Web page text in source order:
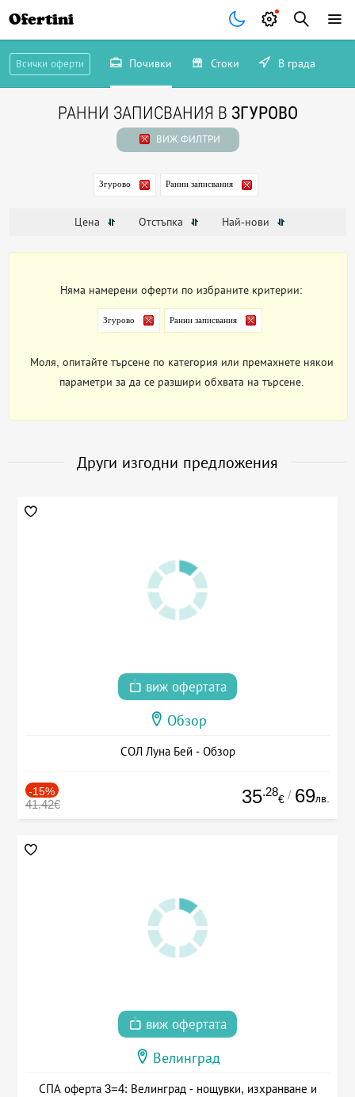
Ofertini
Всички оферти Почивки Стоки В града
РАННИ ЗАПИСВАНИЯ В ЗГУРОВО
ВИЖ ФИЛТРИ
Згурово Ранни записвания
Цена Отстъпка Най-нови
Няма намерени оферти по избраните критерии:
Згурово Ранни записвания
Моля, опитайте търсене по категория или премахнете някои
параметри за да се разшири обхвата на търсене.
Други изгодни предложения
виж офертата
Обзор
СОЛ Луна Бей - Обзор
-15%
41.42€ 35.28
€ / 69лв.
виж офертата
Велинград
СПА оферта 3=4: Велинград - нощувки, изхранване и